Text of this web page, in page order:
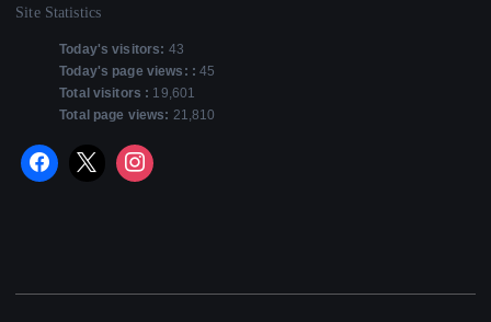
Site Statistics
Today's visitors: 43
Today's page views: :45
Total visitors : 19,601
Total page views: 21,810